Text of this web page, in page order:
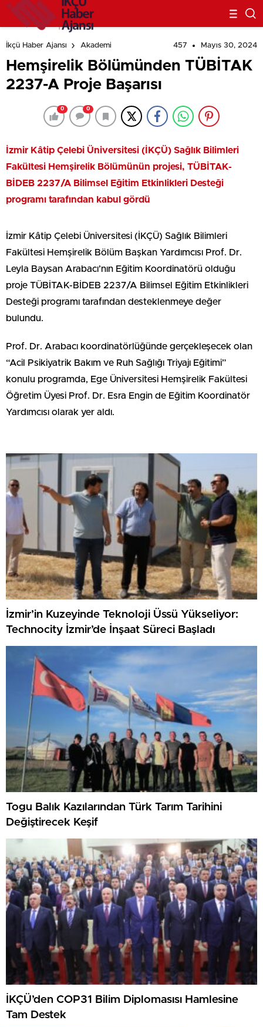
İkçü Haber Ajansı Akademi 457 Mayıs 30, 2024
Hemşirelik Bölümünden TÜBİTAK
2237-A Proje Başarısı
0 0
İzmir Kâtip Çelebi Üniversitesi (İKÇÜ) Sağlık Bilimleri
Fakültesi Hemşirelik Bölümünün projesi, TÜBİTAK-
BİDEB 2237/A Bilimsel Eğitim Etkinlikleri Desteği
programı tarafından kabul gördü
İzmir Kâtip Çelebi Üniversitesi (İKÇÜ) Sağlık Bilimleri
Fakültesi Hemşirelik Bölüm Başkan Yardımcısı Prof. Dr.
Leyla Baysan Arabacı’nın Eğitim Koordinatörü olduğu
proje TÜBİTAK-BİDEB 2237/A Bilimsel Eğitim Etkinlikleri
Desteği programı tarafından desteklenmeye değer
bulundu.
Prof. Dr. Arabacı koordinatörlüğünde gerçekleşecek olan
“Acil Psikiyatrik Bakım ve Ruh Sağlığı Triyajı Eğitimi”
konulu programda, Ege Üniversitesi Hemşirelik Fakültesi
Öğretim Üyesi Prof. Dr. Esra Engin de Eğitim Koordinatör
Yardımcısı olarak yer aldı.
İzmir’in Kuzeyinde Teknoloji Üssü Yükseliyor:
Technocity İzmir’de İnşaat Süreci Başladı
Togu Balık Kazılarından Türk Tarım Tarihini
Değiştirecek Keşif
İKÇÜ’den COP31 Bilim Diplomasısı Hamlesine
Tam Destek